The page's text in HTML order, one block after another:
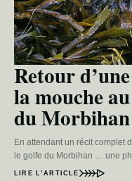
Retour
la mouche
du Morbihan
En attendant un récit complet
le golfe du Morbihan … une
LIRE L’ARTICLE